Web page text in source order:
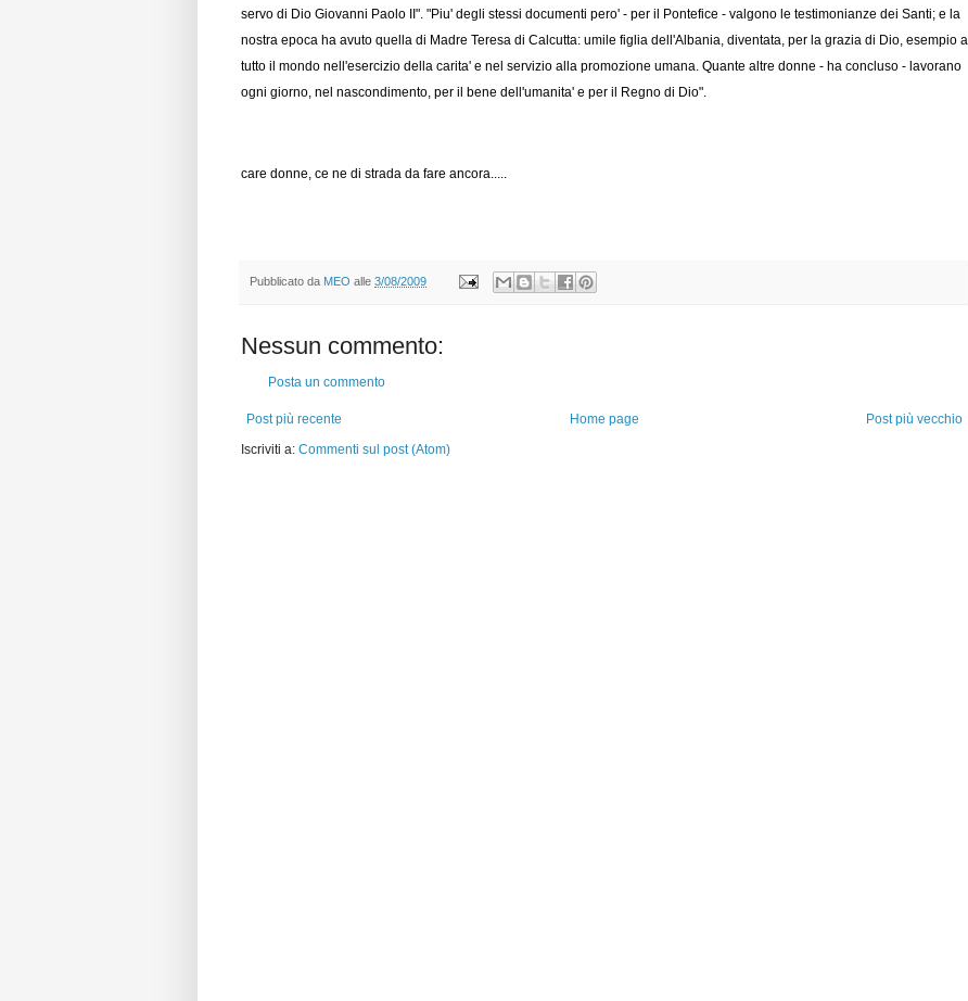
servo di Dio Giovanni Paolo II". "Piu' degli stessi documenti pero' - per il Pontefice - valgono le testimonianze dei Santi; e la
nostra epoca ha avuto quella di Madre Teresa di Calcutta: umile figlia dell'Albania, diventata, per la grazia di Dio, esempio a
tutto il mondo nell'esercizio della carita' e nel servizio alla promozione umana. Quante altre donne - ha concluso - lavorano
ogni giorno, nel nascondimento, per il bene dell'umanita' e per il Regno di Dio".
care donne, ce ne di strada da fare ancora.....
Pubblicato da MEO alle 3/08/2009
Nessun commento:
Posta un commento
Post più recente Post più vecchio
Home page
Iscriviti a: Commenti sul post (Atom)